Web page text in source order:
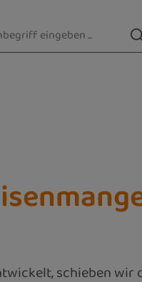
schieben wir